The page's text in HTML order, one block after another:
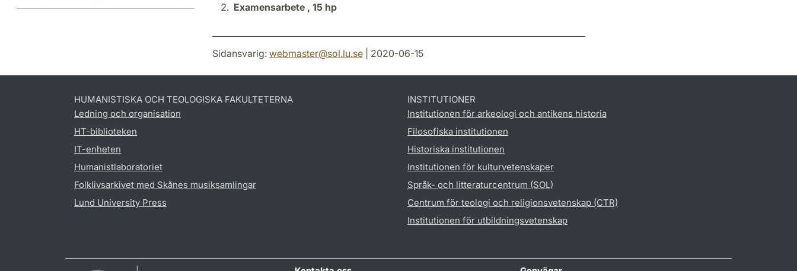
Examensarbete , 15 hp
Sidansvarig: webmaster@sol.lu.se| 2020-06-15
HUMANISTISKA OCH TEOLOGISKA FAKULTETERNA
Ledning och organisation
HT-biblioteken
IT-enheten
Humanistlaboratoriet
Folklivsarkivet med Skånes musiksamlingar
Lund University Press
INSTITUTIONER
Institutionen för arkeologi och antikens historia
Filosofiska institutionen
Historiska institutionen
Institutionen för kulturvetenskaper
Språk- och litteraturcentrum (SOL)
Centrum för teologi och religionsvetenskap (CTR)
Institutionen för utbildningsvetenskap